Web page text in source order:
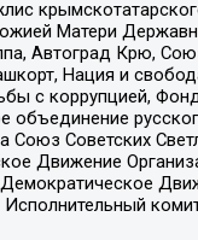
Матери
Автоград Крю,
Нация и
с коррупцией,
объединение
Советских
Движение